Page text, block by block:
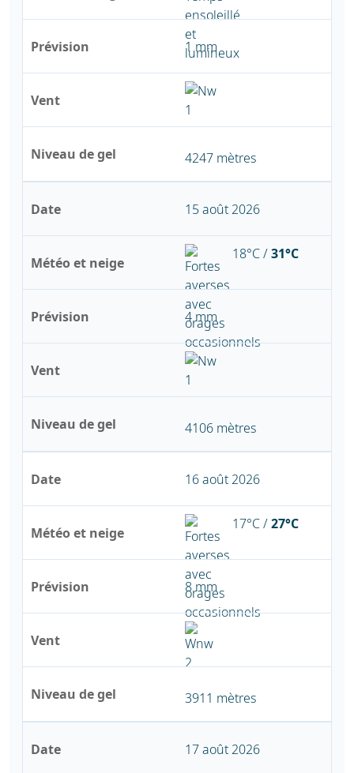
Prévision
Vent
Niveau de gel
1 mm
4247 mètres
Date
Météo et neige
Prévision
Vent
Niveau de gel
15 août 2026
18°C /31°C
4 mm
4106 mètres
Date
Météo et neige
Prévision
Vent
Niveau de gel
16 août 2026
17°C /27°C
8 mm
3911 mètres
Date 17 août 2026